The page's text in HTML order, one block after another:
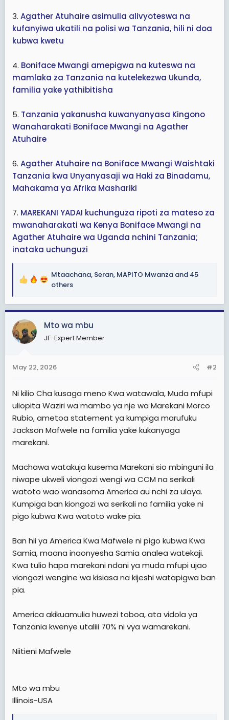
3. Agather Atuhaire asimulia alivyoteswa na
kufanyiwa ukatili na polisi wa Tanzania, hili ni doa
kubwa kwetu
4. Boniface Mwangi amepigwa na kuteswa na
mamlaka za Tanzania na kutelekezwa Ukunda,
familia yake yathibitisha
5. Tanzania yakanusha kuwanyanyasa Kingono
Wanaharakati Boniface Mwangi na Agather
Atuhaire
6. Agather Atuhaire na Boniface Mwangi Waishtaki
Tanzania kwa Unyanyasaji wa Haki za Binadamu,
Mahakama ya Afrika Mashariki
7. MAREKANI YADAI kuchunguza ripoti za mateso za
mwanaharakati wa Kenya Boniface Mwangi na
Agather Atuhaire wa Uganda nchini Tanzania;
inataka uchunguzi
R
a
c
t
i
o
s
Mtaachana, Seran, MAPITO Mwanza and 45
others
Mto wa mbu
JF-Expert Member
May 22, 2026 #2
Ni kilio Cha kusaga meno Kwa watawala, Muda mfupi
uliopita Waziri wa mambo ya nje wa Marekani Morco
Rubio, ametoa statement ya kumpiga marufuku
Jackson Mafwele na familia yake kukanyaga
marekani.
Machawa watakuja kusema Marekani sio mbinguni ila
niwape ukweli viongozi wengi wa CCM na serikali
watoto wao wanasoma America au nchi za ulaya.
Kumpiga ban kiongozi wa serikali na familia yake ni
pigo kubwa Kwa watoto wake pia.
Ban hii ya America Kwa Mafwele ni pigo kubwa Kwa
Samia, maana inaonyesha Samia analea watekaji.
Kwa tulio hapa marekani ndani ya muda mfupi ujao
viongozi wengine wa kisiasa na kijeshi watapigwa ban
pia.
America akikuamulia huwezi toboa, ata vidola ya
Tanzania kwenye utaliii 70% ni vya wamarekani.
Niitieni Mafwele
Mto wa mbu
Illinois-USA